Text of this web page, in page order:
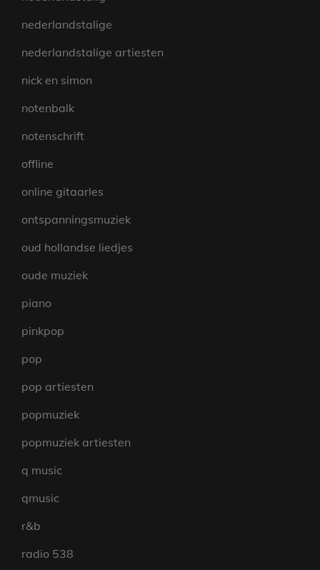
nederlandstalige
nederlandstalige artiesten
nick en simon
notenbalk
notenschrift
offline
online gitaarles
ontspanningsmuziek
oud hollandse liedjes
oude muziek
piano
pinkpop
pop
pop artiesten
popmuziek
popmuziek artiesten
q music
qmusic
r&b
radio 538